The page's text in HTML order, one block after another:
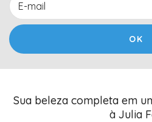
Sua beleza completa em
à Julia